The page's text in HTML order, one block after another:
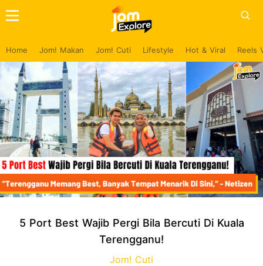
Home Jom! Makan Jom! Cuti Lifestyle Hot & Viral Reels
5 Port Best Wajib Pergi Bila Bercuti Di Kuala
Terengganu!
Jom! Cuti